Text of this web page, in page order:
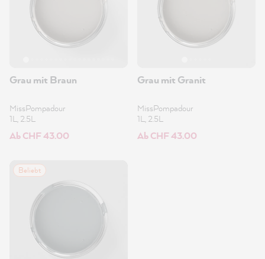
Grau mit Braun
MissPompadour
1L, 2.5L
Ab CHF 43.00
Grau mit Granit
MissPompadour
1L, 2.5L
Ab CHF 43.00
Beliebt